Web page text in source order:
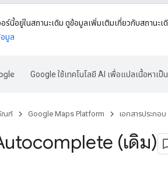
ร์นี้อยู่ในสถานะเดิม ดูข้อมูลเพิ่มเติมเกี่ยวกับสถานะเ
อมูล
Google ใช้เทคโนโลยี AI เพื่อแปลเนื้อหา
ณฑ์ Google Maps Platform เอกสารประกอบ
(เดิม)